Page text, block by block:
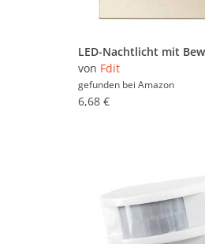
von Fdit
gefunden bei Amazon
6,68 €